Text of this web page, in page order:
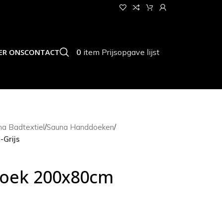
ONSCONTACT 0 item Prijsopgave lijst
Badtextiel/Sauna Handdoeken/
Grijs
200x80cm